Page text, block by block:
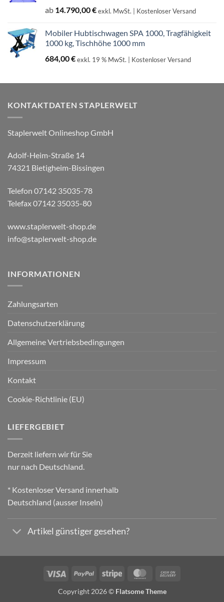
ab 14.790,00€exkl. MwSt. | Kostenloser Versand
Mobiler Hubtischwagen SPA 1000, Tragfähigkeit
1000 kg, Tischhöhe 1000 mm
684,00€exkl. 19 % MwSt. | Kostenloser Versand
KONTAKTDATEN STAPLERWELT
Staplerwelt Onlineshop GmbH
Adolf-Heim-Straße 14
74321 Bietigheim-Bissingen
Telefon 07142 35035-78
Telefax 07142 35035-80
www.staplerwelt-shop.de
info@staplerwelt-shop.de
INFORMATIONEN
Zahlungsarten
Datenschutzerklärung
Allgemeine Vertriebsbedingungen
Impressum
Kontakt
Cookie-Richtlinie (EU)
LIEFERGEBIET
Derzeit liefern wir für Sie
nur nach Deutschland.
* Kostenloser Versand innerhalb
Deutschland (ausser Inseln)
Artikel günstiger gesehen?
Visa PayPal Stripe MasterCard
Copyright 2026 © Flatsome Theme